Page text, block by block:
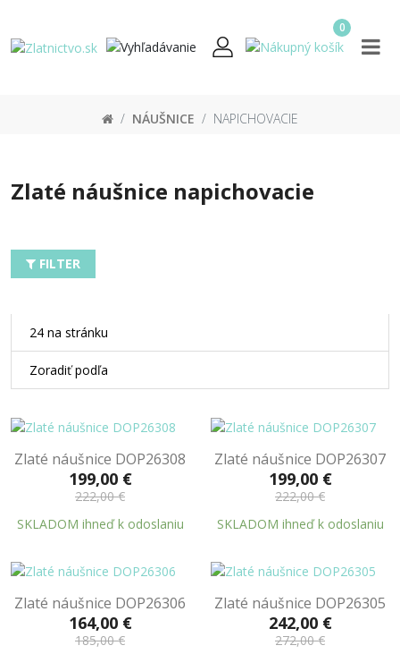
0
NÁUŠNICE NAPICHOVACIE
Zlaté náušnice napichovacie
FILTER
Zlaté náušnice DOP26308
199,00 €
222,00 €
SKLADOM ihneď k odoslaniu
Zlaté náušnice DOP26307
199,00 €
222,00 €
SKLADOM ihneď k odoslaniu
Zlaté náušnice DOP26306
164,00 €
185,00 €
Zlaté náušnice DOP26305
242,00 €
272,00 €